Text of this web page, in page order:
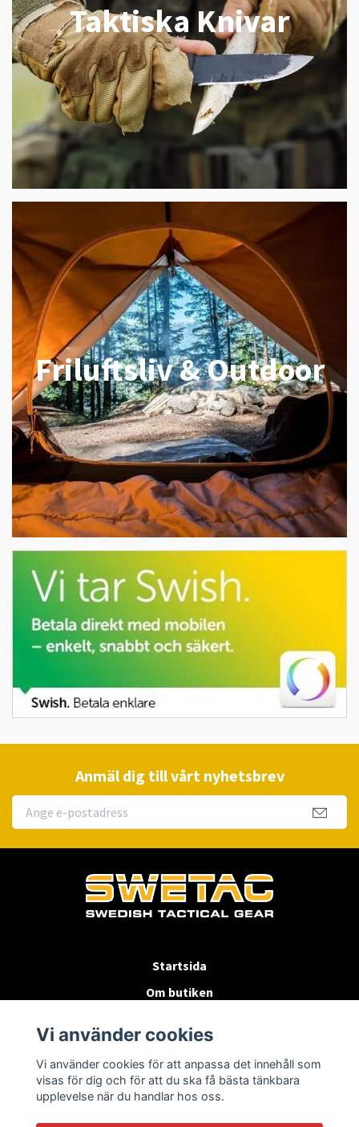
Taktiska Knivar
Friluftsliv & Outdoor
Anmäl dig till vårt nyhetsbrev
Startsida
Om butiken
Byten & Returer
Kontakta oss
Vi använder cookies
Vi använder cookies för att anpassa det innehåll som
visas för dig och för att du ska få bästa tänkbara
upplevelse när du handlar hos oss.